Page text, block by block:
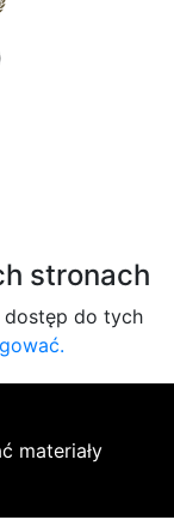
stronach
dostęp do tych
materiały